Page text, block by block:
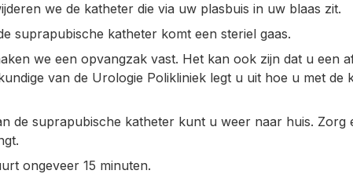
we de katheter die via uw plasbuis in uw blaas zit.
suprapubische katheter komt een steriel gaas.
we een opvangzak vast. Het kan ook zijn dat u een
van de Urologie Polikliniek legt u uit hoe u met de
de suprapubische katheter kunt u weer naar huis. Zorg
ongeveer 15 minuten.